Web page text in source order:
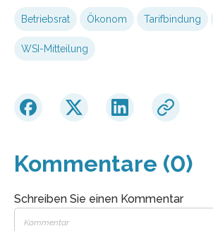
Betriebsrat Ökonom Tarifbindung
WSI-Mitteilung
Kommentare (0)
Schreiben Sie einen Kommentar